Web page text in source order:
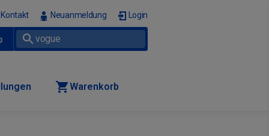
Kontakt Neuanmeldung Login
Warenkorb